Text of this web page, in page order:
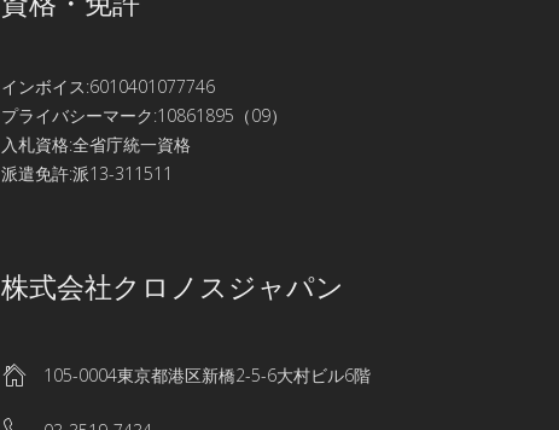
インボイス:6010401077746
プライバシーマーク:10861895（09）
入札資格:全省庁統一資格
派遣免許:派13-311511
株式会社クロノスジャパン
105-0004東京都港区新橋2-5-6大村ビル6階